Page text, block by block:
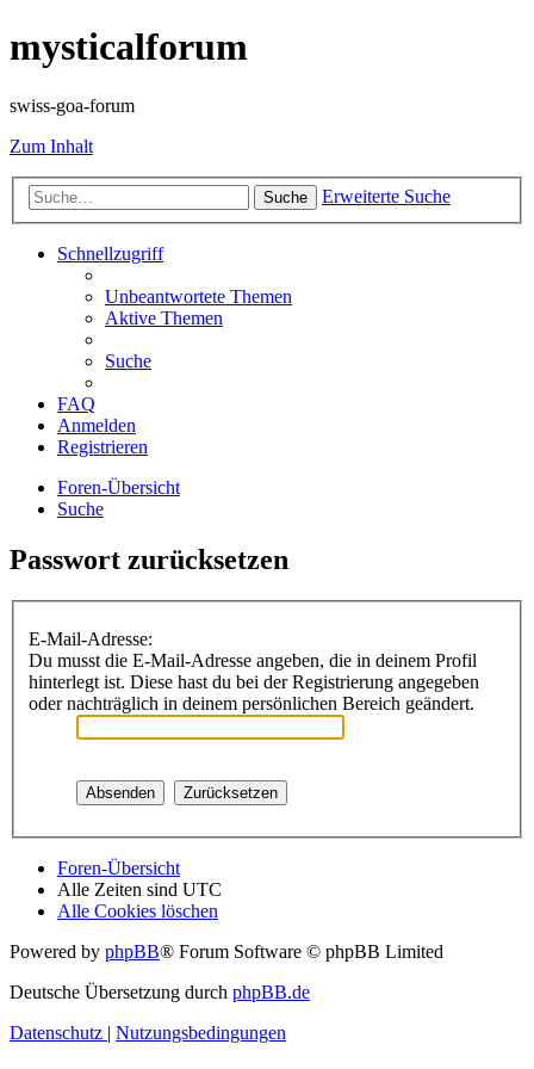
mysticalforum
swiss-goa-forum
Zum Inhalt
Suche Erweiterte Suche
Schnellzugriff
Unbeantwortete Themen
Aktive Themen
Suche
FAQ
Anmelden
Registrieren
Foren-Übersicht
Suche
Passwort zurücksetzen
E-Mail-Adresse:
Du musst die E-Mail-Adresse angeben, die in deinem Profil
hinterlegt ist. Diese hast du bei der Registrierung angegeben
oder nachträglich in deinem persönlichen Bereich geändert.
Foren-Übersicht
Alle Zeiten sind UTC
Alle Cookies löschen
Powered by phpBB® Forum Software © phpBB Limited
Deutsche Übersetzung durch phpBB.de
Datenschutz | Nutzungsbedingungen